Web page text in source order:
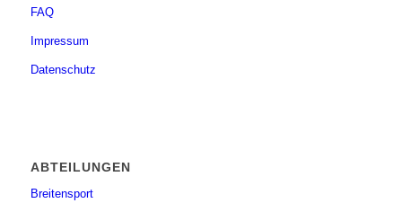
FAQ
Impressum
Datenschutz
ABTEILUNGEN
Breitensport